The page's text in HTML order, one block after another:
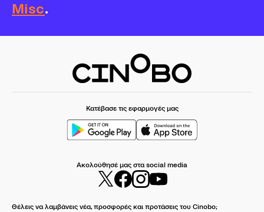
Misc.
Κατέβασε τις εφαρμογές μας
Ακολούθησέ μας στα social media
Θέλεις να λαμβάνεις νέα, προσφορές και προτάσεις του Cinobo;